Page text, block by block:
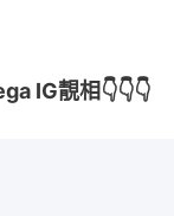
IG靚相👇👇👇